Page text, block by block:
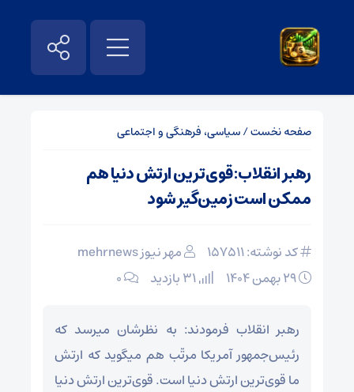
صفحه نخست/سیاسی، فرهنگی و اجتماعی
رهبر انقلاب: قوی‌ترین ارتش دنیا هم
ممکن است زمین‌گیر شود
کد نوشته: 157511
مهر نیوز mehrnews
۰
رهبر انقلاب فرمودند: به نظرشان میرسد که
رئیس‌جمهور آمریکا مرتّب هم میگوید که ارتش
ما قوی‌ترین ارتش دنیا است. قوی‌ترین ارتش دنیا